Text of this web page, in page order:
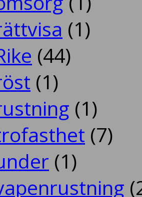
(1)
(44)
(1)
(1)
(7)
(1)